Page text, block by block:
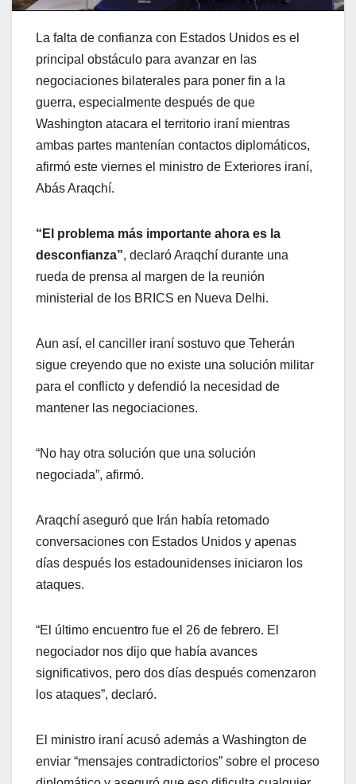
La falta de confianza con Estados Unidos es el
principal obstáculo para avanzar en las
negociaciones bilaterales para poner fin a la
guerra, especialmente después de que
Washington atacara el territorio iraní mientras
ambas partes mantenían contactos diplomáticos,
afirmó este viernes el ministro de Exteriores iraní,
Abás Araqchí.
“El problema más importante ahora es la
desconfianza”, declaró Araqchí durante una
rueda de prensa al margen de la reunión
ministerial de los BRICS en Nueva Delhi.
Aun así, el canciller iraní sostuvo que Teherán
sigue creyendo que no existe una solución militar
para el conflicto y defendió la necesidad de
mantener las negociaciones.
“No hay otra solución que una solución
negociada”, afirmó.
Araqchí aseguró que Irán había retomado
conversaciones con Estados Unidos y apenas
días después los estadounidenses iniciaron los
ataques.
“El último encuentro fue el 26 de febrero. El
negociador nos dijo que había avances
significativos, pero dos días después comenzaron
los ataques”, declaró.
El ministro iraní acusó además a Washington de
enviar “mensajes contradictorios” sobre el proceso